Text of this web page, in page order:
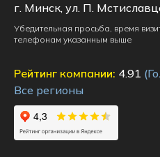
г. Минск, ул. П.
Убедительная просьба, время
телефонам указанным выше
Рейтинг компании: 4.91
Все регионы